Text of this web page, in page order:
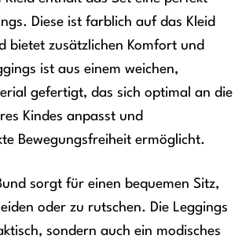
Diese ist farblich auf das Kleid
bietet zusätzlichen Komfort und
ist aus einem weichen,
gefertigt, das sich optimal an die
Kindes anpasst und
Bewegungsfreiheit ermöglicht.
sorgt für einen bequemen Sitz,
oder zu rutschen. Die Leggings
sondern auch ein modisches